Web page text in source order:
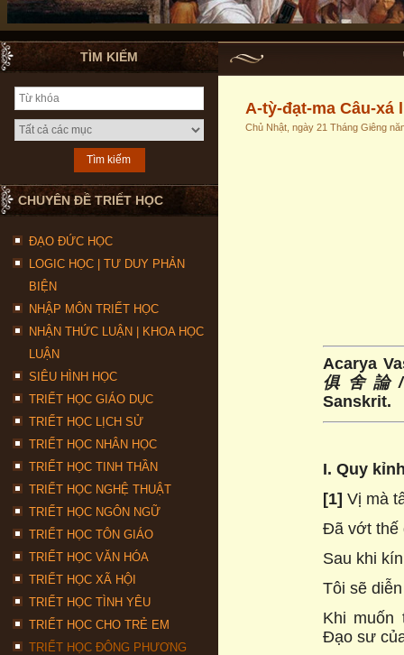
TÌM KIẾM
CHUYÊN ĐỀ TRIẾT HỌC
ĐẠO ĐỨC HỌC
LOGIC HỌC | TƯ DUY PHẢN
BIỆN
NHẬP MÔN TRIẾT HỌC
NHẬN THỨC LUẬN | KHOA HỌC
LUẬN
SIÊU HÌNH HỌC
TRIẾT HỌC GIÁO DỤC
TRIẾT HỌC LỊCH SỬ
TRIẾT HỌC NHÂN HỌC
TRIẾT HỌC TINH THẦN
TRIẾT HỌC NGHỆ THUẬT
TRIẾT HỌC NGÔN NGỮ
TRIẾT HỌC TÔN GIÁO
TRIẾT HỌC VĂN HÓA
TRIẾT HỌC XÃ HỘI
TRIẾT HỌC TÌNH YÊU
TRIẾT HỌC CHO TRẺ EM
TRIẾT HỌC ĐÔNG PHƯƠNG
A-tỳ-đạt-ma Câu-xá
Chủ Nhật, ngày 21 Tháng Giêng
Acarya
俱 舍 論/
Sanskrit.
I. Quy
[1] Vị mà
Đã vớt thế
Sau khi
Tôi sẽ
Khi
Đạo sư